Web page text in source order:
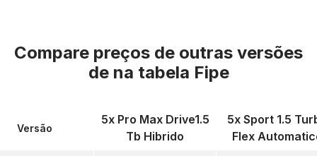
Compare preços de outras versões
de na tabela Fipe
Versão
5x Pro Max Drive1.5
Tb Hibrido
5x Sport 1.5
Flex